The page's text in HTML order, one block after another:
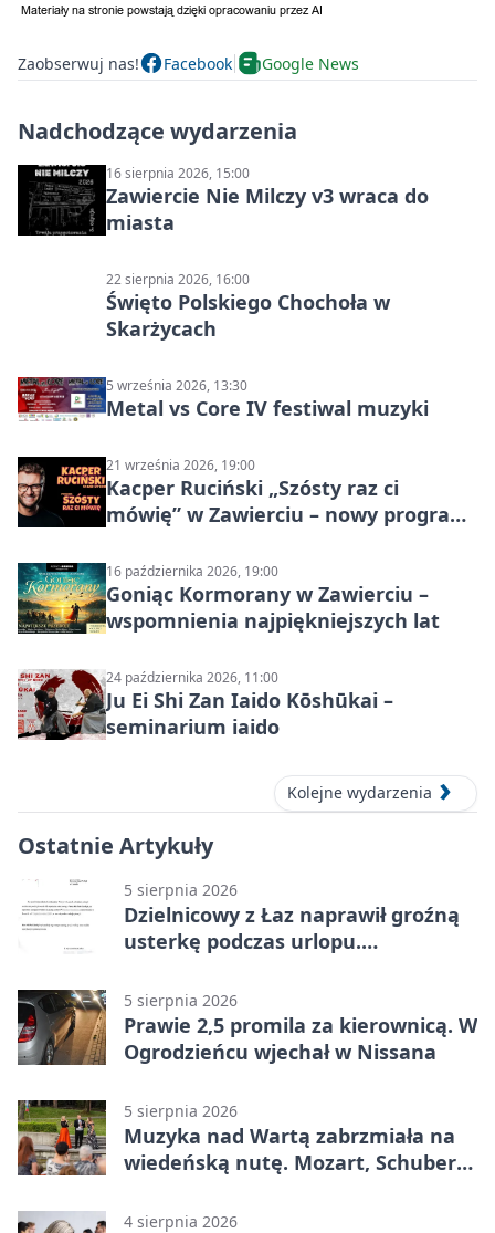
Zaobserwuj nas! Facebook Google News
Nadchodzące wydarzenia
16 sierpnia 2026, 15:00
Zawiercie Nie Milczy v3 wraca do
miasta
22 sierpnia 2026, 16:00
Święto Polskiego Chochoła w
Skarżycach
5 września 2026, 13:30
Metal vs Core IV festiwal muzyki
21 września 2026, 19:00
Kacper Ruciński „Szósty raz ci
mówię” w Zawierciu – nowy program
16 października 2026, 19:00
Goniąc Kormorany w Zawierciu –
wspomnienia najpiękniejszych lat
24 października 2026, 11:00
Ju Ei Shi Zan Iaido Kōshūkai –
seminarium iaido
Kolejne wydarzenia
Ostatnie Artykuły
5 sierpnia 2026
Dzielnicowy z Łaz naprawił groźną
usterkę podczas urlopu.
5 sierpnia 2026
Prawie 2,5 promila za kierownicą. W
Ogrodzieńcu wjechał w Nissana
5 sierpnia 2026
Muzyka nad Wartą zabrzmiała na
wiedeńską nutę. Mozart, Schubert i
4 sierpnia 2026